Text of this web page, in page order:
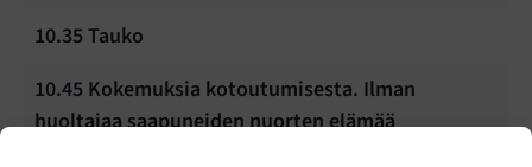
10.35 Tauko
10.45 Kokemuksia kotoutumisesta. Ilman
huoltajaa saapuneiden nuorten elämää